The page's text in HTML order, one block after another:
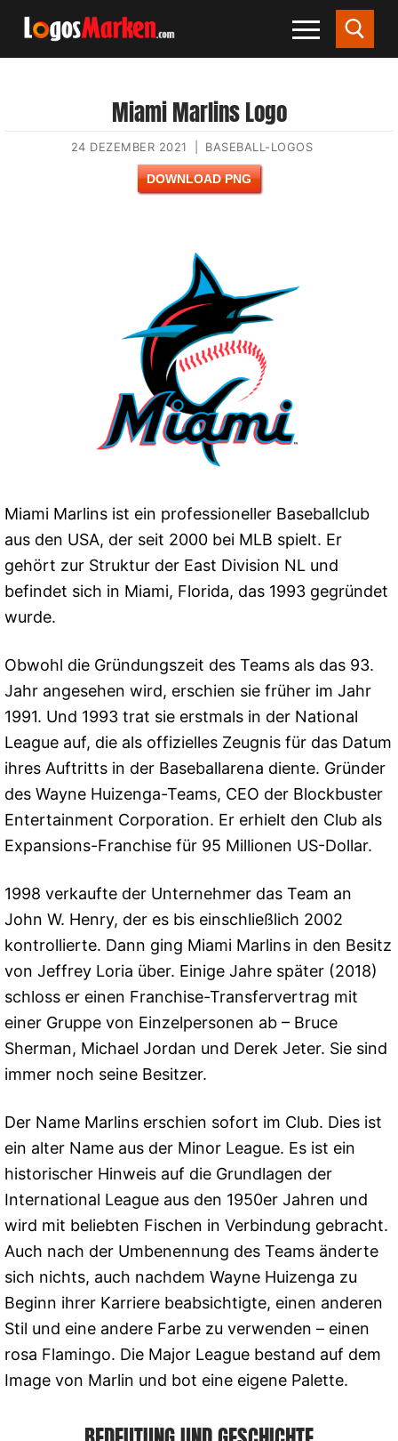
Miami Marlins Logo
24 DEZEMBER 2021 BASEBALL-LOGOS
DOWNLOAD PNG
Miami Marlins ist ein professioneller Baseballclub
aus den USA, der seit 2000 bei MLB spielt. Er
gehört zur Struktur der East Division NL und
befindet sich in Miami, Florida, das 1993 gegründet
wurde.
Obwohl die Gründungszeit des Teams als das 93.
Jahr angesehen wird, erschien sie früher im Jahr
1991. Und 1993 trat sie erstmals in der National
League auf, die als offizielles Zeugnis für das Datum
ihres Auftritts in der Baseballarena diente. Gründer
des Wayne Huizenga-Teams, CEO der Blockbuster
Entertainment Corporation. Er erhielt den Club als
Expansions-Franchise für 95 Millionen US-Dollar.
1998 verkaufte der Unternehmer das Team an
John W. Henry, der es bis einschließlich 2002
kontrollierte. Dann ging Miami Marlins in den Besitz
von Jeffrey Loria über. Einige Jahre später (2018)
schloss er einen Franchise-Transfervertrag mit
einer Gruppe von Einzelpersonen ab – Bruce
Sherman, Michael Jordan und Derek Jeter. Sie sind
immer noch seine Besitzer.
Der Name Marlins erschien sofort im Club. Dies ist
ein alter Name aus der Minor League. Es ist ein
historischer Hinweis auf die Grundlagen der
International League aus den 1950er Jahren und
wird mit beliebten Fischen in Verbindung gebracht.
Auch nach der Umbenennung des Teams änderte
sich nichts, auch nachdem Wayne Huizenga zu
Beginn ihrer Karriere beabsichtigte, einen anderen
Stil und eine andere Farbe zu verwenden – einen
rosa Flamingo. Die Major League bestand auf dem
Image von Marlin und bot eine eigene Palette.